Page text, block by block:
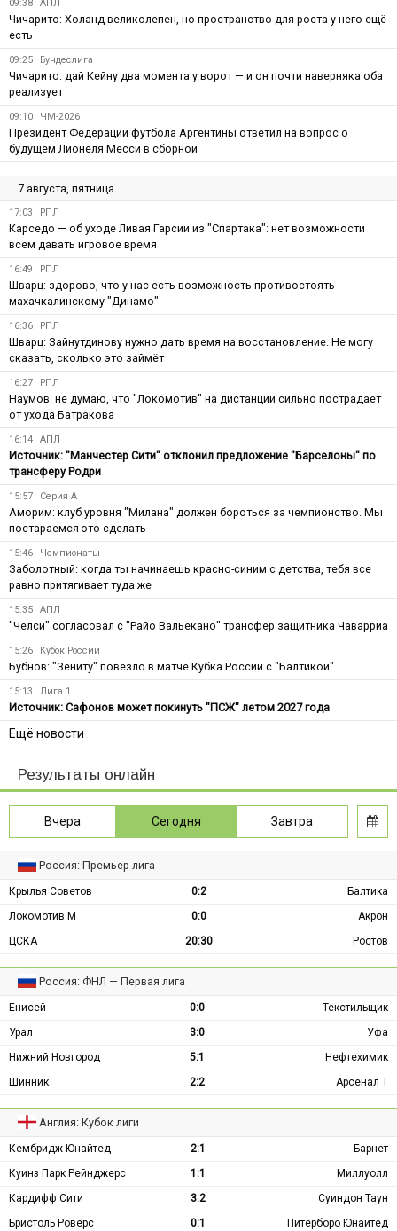
09:38 АПЛ
Чичарито: Холанд великолепен, но пространство для роста у него ещё
есть
09:25 Бундеслига
Чичарито: дай Кейну два момента у ворот — и он почти наверняка оба
реализует
09:10 ЧМ-2026
Президент Федерации футбола Аргентины ответил на вопрос о
будущем Лионеля Месси в сборной
7 августа, пятница
17:03 РПЛ
Карседо — об уходе Ливая Гарсии из "Спартака": нет возможности
всем давать игровое время
16:49 РПЛ
Шварц: здорово, что у нас есть возможность противостоять
махачкалинскому "Динамо"
16:36 РПЛ
Шварц: Зайнутдинову нужно дать время на восстановление. Не могу
сказать, сколько это займёт
16:27 РПЛ
Наумов: не думаю, что "Локомотив" на дистанции сильно пострадает
от ухода Батракова
16:14 АПЛ
Источник: "Манчестер Сити" отклонил предложение "Барселоны" по
трансферу Родри
15:57 Серия А
Аморим: клуб уровня "Милана" должен бороться за чемпионство. Мы
постараемся это сделать
15:46 Чемпионаты
Заболотный: когда ты начинаешь красно-синим с детства, тебя все
равно притягивает туда же
15:35 АПЛ
"Челси" согласовал с "Райо Вальекано" трансфер защитника Чаварриа
15:26 Кубок России
Бубнов: "Зениту" повезло в матче Кубка России с "Балтикой"
15:13 Лига 1
Источник: Сафонов может покинуть "ПСЖ" летом 2027 года
Ещё новости
Результаты онлайн
Вчера Сегодня Завтра
Россия: Премьер-лига
Крылья Советов 0:2
Балтика
Локомотив М
0:0
Акрон
ЦСКА
20:30 Ростов
Россия: ФНЛ — Первая лига
Енисей 0:0
Текстильщик
Урал
3:0
Уфа
Нижний Новгород
5:1
Нефтехимик
Шинник
2:2 Арсенал Т
Англия: Кубок лиги
Кембридж Юнайтед 2:1
Барнет
Куинз Парк Рейнджерс
1:1
Миллуолл
Кардифф Сити
3:2
Суиндон Таун
Бристоль Роверс
0:1
Питерборо Юнайтед